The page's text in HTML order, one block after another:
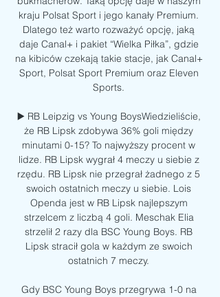
kraju Polsat Sport i jego kanały Premium.
Dlatego też warto rozważyć opcję, jaką
daje Canal+ i pakiet “Wielka Piłka”, gdzie
na kibiców czekają takie stacje, jak Canal+
Sport, Polsat Sport Premium oraz Eleven
Sports.
▶️ RB Leipzig vs Young BoysWiedzieliście,
że RB Lipsk zdobywa 36% goli między
minutami 0-15? To najwyższy procent w
lidze. RB Lipsk wygrał 4 meczy u siebie z
rzędu. RB Lipsk nie przegrał żadnego z 5
swoich ostatnich meczy u siebie. Lois
Openda jest w RB Lipsk najlepszym
strzelcem z liczbą 4 goli. Meschak Elia
strzelił 2 razy dla BSC Young Boys. RB
Lipsk stracił gola w każdym ze swoich
ostatnich 7 meczy.
Gdy BSC Young Boys przegrywa 1-0 na